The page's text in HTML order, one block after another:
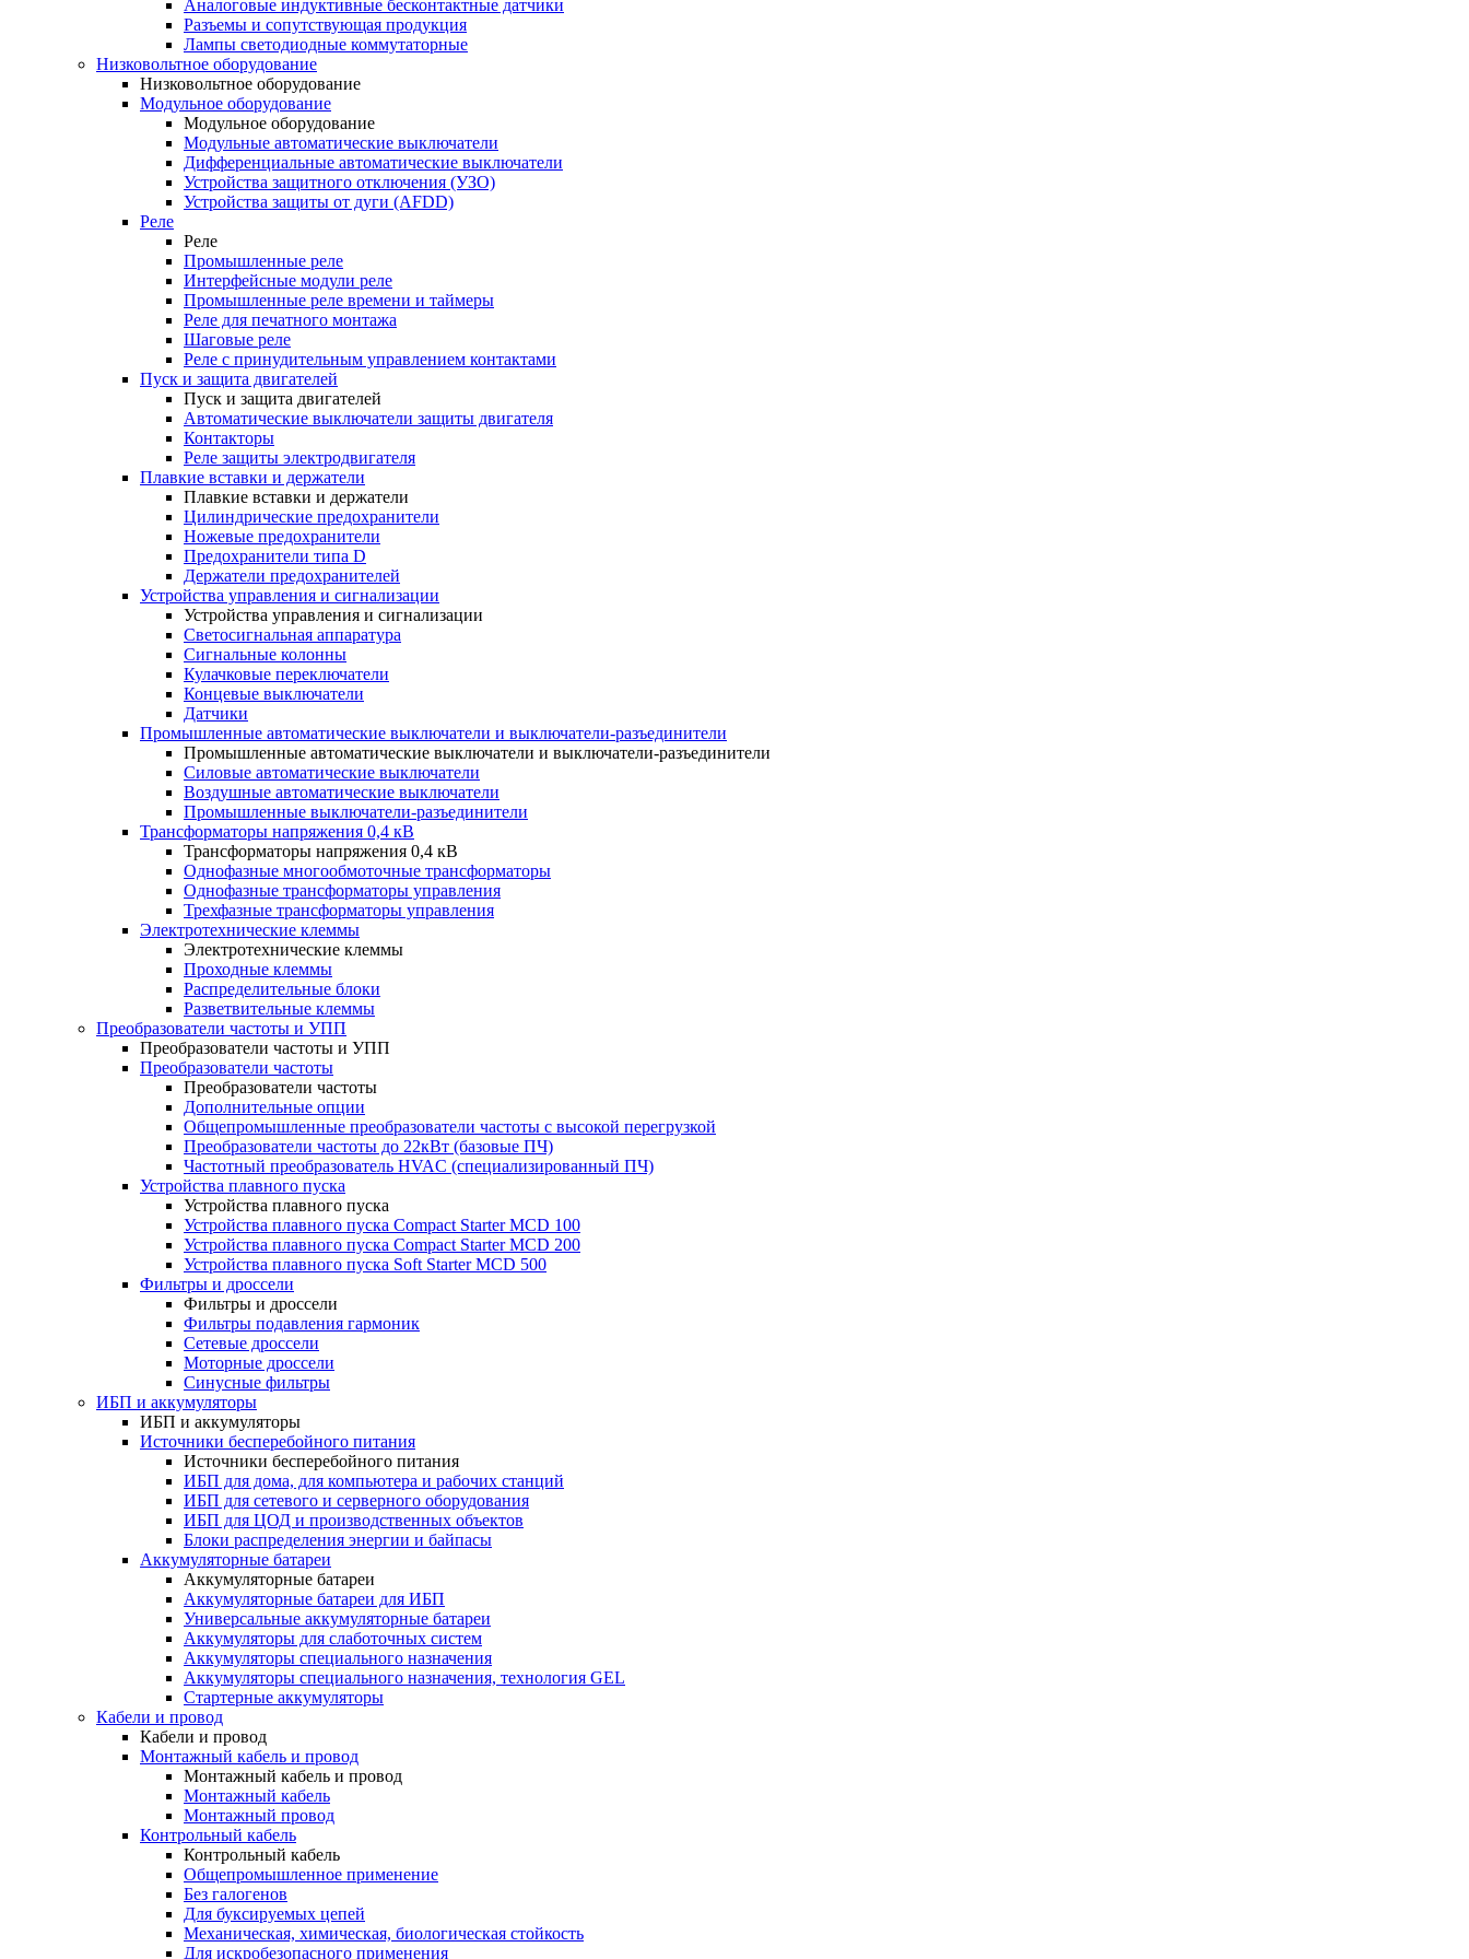
Аналоговые индуктивные бесконтактные датчики
Разъемы и сопутствующая продукция
Лампы светодиодные коммутаторные
Низковольтное оборудование
Низковольтное оборудование
Модульное оборудование
Модульное оборудование
Модульные автоматические выключатели
Дифференциальные автоматические выключатели
Устройства защитного отключения (УЗО)
Устройства защиты от дуги (AFDD)
Реле
Реле
Промышленные реле
Интерфейсные модули реле
Промышленные реле времени и таймеры
Реле для печатного монтажа
Шаговые реле
Реле с принудительным управлением контактами
Пуск и защита двигателей
Пуск и защита двигателей
Автоматические выключатели защиты двигателя
Контакторы
Реле защиты электродвигателя
Плавкие вставки и держатели
Плавкие вставки и держатели
Цилиндрические предохранители
Ножевые предохранители
Предохранители типа D
Держатели предохранителей
Устройства управления и сигнализации
Устройства управления и сигнализации
Светосигнальная аппаратура
Сигнальные колонны
Кулачковые переключатели
Концевые выключатели
Датчики
Промышленные автоматические выключатели и выключатели-разъединители
Промышленные автоматические выключатели и выключатели-разъединители
Силовые автоматические выключатели
Воздушные автоматические выключатели
Промышленные выключатели-разъединители
Трансформаторы напряжения 0,4 кВ
Трансформаторы напряжения 0,4 кВ
Однофазные многообмоточные трансформаторы
Однофазные трансформаторы управления
Трехфазные трансформаторы управления
Электротехнические клеммы
Электротехнические клеммы
Проходные клеммы
Распределительные блоки
Разветвительные клеммы
Преобразователи частоты и УПП
Преобразователи частоты и УПП
Преобразователи частоты
Преобразователи частоты
Дополнительные опции
Общепромышленные преобразователи частоты с высокой перегрузкой
Преобразователи частоты до 22кВт (базовые ПЧ)
Частотный преобразователь HVAC (специализированный ПЧ)
Устройства плавного пуска
Устройства плавного пуска
Устройства плавного пуска Compact Starter MCD 100
Устройства плавного пуска Compact Starter MCD 200
Устройства плавного пуска Soft Starter MCD 500
Фильтры и дроссели
Фильтры и дроссели
Фильтры подавления гармоник
Сетевые дроссели
Моторные дроссели
Синусные фильтры
ИБП и аккумуляторы
ИБП и аккумуляторы
Источники бесперебойного питания
Источники бесперебойного питания
ИБП для дома, для компьютера и рабочих станций
ИБП для сетевого и серверного оборудования
ИБП для ЦОД и производственных объектов
Блоки распределения энергии и байпасы
Аккумуляторные батареи
Аккумуляторные батареи
Аккумуляторные батареи для ИБП
Универсальные аккумуляторные батареи
Аккумуляторы для слаботочных систем
Аккумуляторы специального назначения
Аккумуляторы специального назначения, технология GEL
Стартерные аккумуляторы
Кабели и провод
Кабели и провод
Монтажный кабель и провод
Монтажный кабель и провод
Монтажный кабель
Монтажный провод
Контрольный кабель
Контрольный кабель
Общепромышленное применение
Без галогенов
Для буксируемых цепей
Механическая, химическая, биологическая стойкость
Для искробезопасного применения